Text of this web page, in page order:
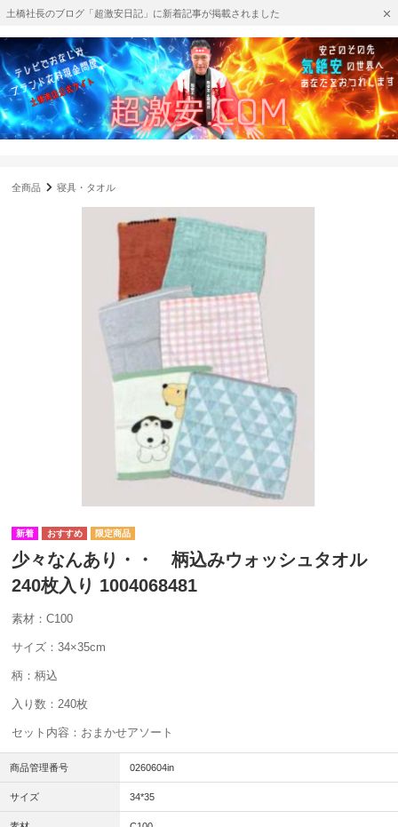
土橋社長のブログ「超激安日記」に新着記事が掲載されました
全商品 寝具・タオル
少々なんあり・・ 柄込みウォッシュタオル
240枚入り 1004068481
素材：C100
サイズ：34×35cm
柄：柄込
入り数：240枚
セット内容：おまかせアソート
商品管理番号 0260604in
サイズ 34*35